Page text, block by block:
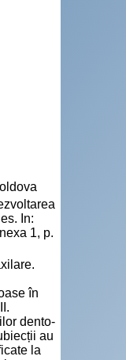
In:
1, p.
în
dento-
au
la